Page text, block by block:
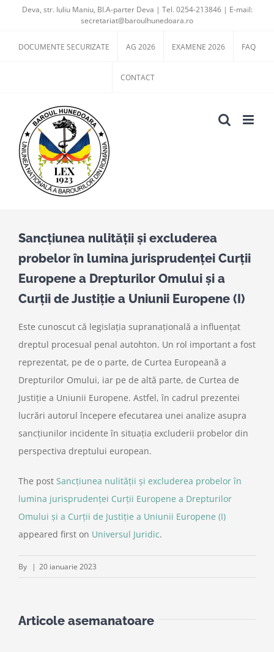
content
Deva, str. Iuliu Maniu, Bl.A-parter Deva | Tel. 0254-213846 | E-mail:
secretariat@baroulhunedoara.ro
DOCUMENTE SECURIZATE AG 2026 EXAMENE 2026 FAQ
CONTACT
Sancțiunea nulității și excluderea
probelor în lumina jurisprudenței Curții
Europene a Drepturilor Omului și a
Curții de Justiție a Uniunii Europene (I)
Este cunoscut că legislația supranațională a influențat
dreptul procesual penal autohton. Un rol important a fost
reprezentat, pe de o parte, de Curtea Europeană a
Drepturilor Omului, iar pe de altă parte, de Curtea de
Justiție a Uniunii Europene. Astfel, în cadrul prezentei
lucrări autorul începere efecutarea unei analize asupra
sancțiunilor incidente în situația excluderii probelor din
perspectiva dreptului european.
The post Sancțiunea nulității și excluderea probelor în
lumina jurisprudenței Curții Europene a Drepturilor
Omului și a Curții de Justiție a Uniunii Europene (I)
appeared first on Universul Juridic.
By | 20 ianuarie 2023
Articole asemanatoare